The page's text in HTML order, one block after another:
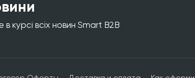
в курсі всіх новин Smart B2B